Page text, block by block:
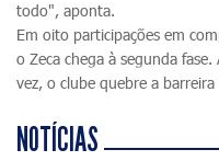
todo", aponta.
Em oito participações em
o Zeca chega à segunda
vez, o clube quebre a barreira
NOTÍCIAS